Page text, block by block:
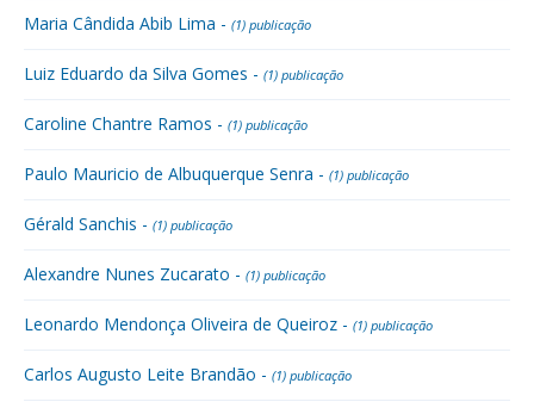
Maria Cândida Abib Lima - (1) publicação
Luiz Eduardo da Silva Gomes - (1) publicação
Caroline Chantre Ramos - (1) publicação
Paulo Mauricio de Albuquerque Senra - (1) publicação
Gérald Sanchis - (1) publicação
Alexandre Nunes Zucarato - (1) publicação
Leonardo Mendonça Oliveira de Queiroz - (1) publicação
Carlos Augusto Leite Brandão - (1) publicação